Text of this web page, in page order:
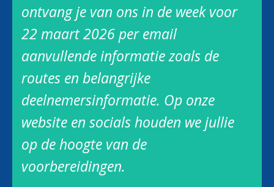
ontvang je van ons in de week voor
22 maart 2026 per email
aanvullende informatie zoals de
routes en belangrijke
deelnemersinformatie. Op onze
website en socials houden we jullie
op de hoogte van de
voorbereidingen.